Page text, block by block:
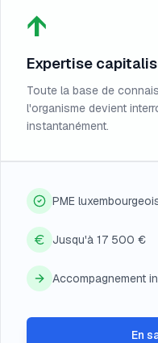
↑
Expertise
Toute la base de
l'organisme devient
instantanément.
PME
Jusqu'à 17 500 €
Accompagnement
En